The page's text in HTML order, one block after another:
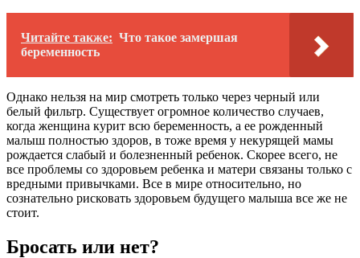
Читайте также: Что такое замершая
беременность
Однако нельзя на мир смотреть только через черный или
белый фильтр. Существует огромное количество случаев,
когда женщина курит всю беременность, а ее рожденный
малыш полностью здоров, в тоже время у некурящей мамы
рождается слабый и болезненный ребенок. Скорее всего, не
все проблемы со здоровьем ребенка и матери связаны только с
вредными привычками. Все в мире относительно, но
сознательно рисковать здоровьем будущего малыша все же не
стоит.
Бросать или нет?